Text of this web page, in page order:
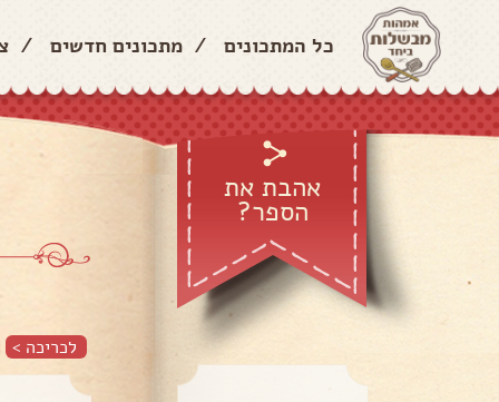
כל המתכונים / מתכונים חדשים /
אהבת את
הספר?
לכריכה >